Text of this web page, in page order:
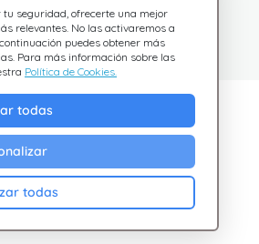
seguridad, ofrecerte una mejor
relevantes. No las activaremos a
puedes obtener más
Para más información sobre las
Política de Cookies.
todas
todas
para ayudarte
Condiciones
Cookies